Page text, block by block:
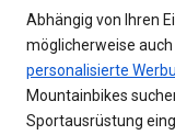
Abhängig von Ihren
möglicherweise
personalisierte
Mountainbikes
Sportausrüstung